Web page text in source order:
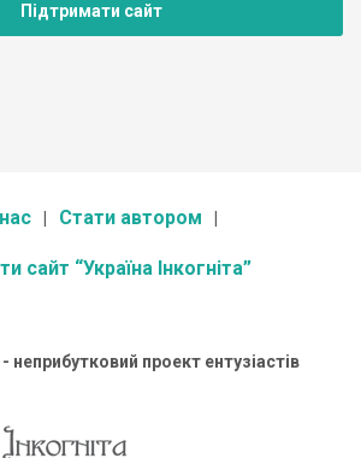
Підтримати сайт
Стати автором
сайт “Україна Інкогніта”
- неприбутковий проект ентузіастів